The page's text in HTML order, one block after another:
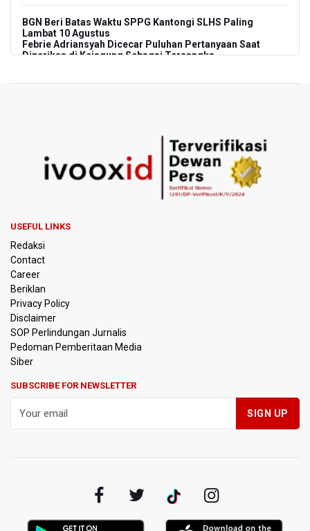
BGN Beri Batas Waktu SPPG Kantongi SLHS Paling
Lambat 10 Agustus
Febrie Adriansyah Dicecar Puluhan Pertanyaan Saat
Diperiksa di Kejagung Sebagai Tersangka
SEA V Cup 2026: Timnas Voli Putri Indonesia Menang
Lawan Vietnam 3-2
Kebakaran Landa Gedung Bapenda DKI Jakarta
PSSI Evaluasi TImnas Indonesia Setelah Gagal Tembus
Ditahan Imbang Singapura 1-1
Pemerintah Matangkan Rencana Pembaruan Buku Ajar
Nasional
Pendakian Gunung Gede Pangrango Ditutup karena
Indonesia
Tunggu 8 Jam karena HCU RSCM Terbatas
USEFUL LINKS
Redaksi
Contact
Career
Beriklan
Privacy Policy
Disclaimer
SOP Perlindungan Jurnalis
Pedoman Pemberitaan Media
Siber
SUBSCRIBE FOR NEWSLETTER